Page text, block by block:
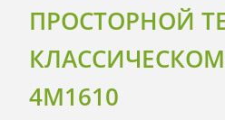
ПРОСТОРНОЙ
4M1610